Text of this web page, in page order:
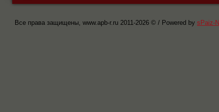
Все права защищены, www.apb-r.ru 2011-2026 © / Powered by sPaiz-